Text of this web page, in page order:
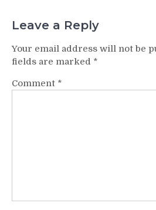
Leave a Reply
Your email address will not be
fields are marked *
Comment *